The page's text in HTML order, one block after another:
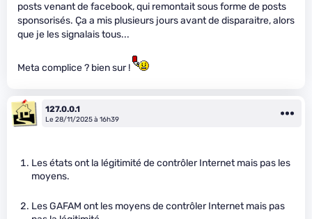
posts venant de facebook, qui remontait sous forme de posts
sponsorisés. Ça a mis plusieurs jours avant de disparaitre, alors
que je les signalais tous...
Meta complice ? bien sur !
127.0.0.1
Le 28/11/2025 à 16h39
Les états ont la légitimité de contrôler Internet mais pas les
moyens.
Les GAFAM ont les moyens de contrôler Internet mais pas